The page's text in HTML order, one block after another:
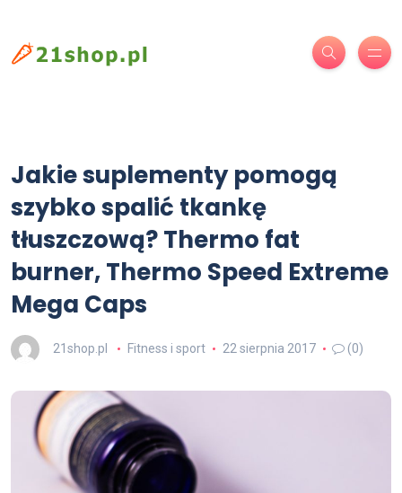
Jakie suplementy pomogą
szybko spalić tkankę
tłuszczową? Thermo fat
burner, Thermo Speed Extreme
Mega Caps
21shop.pl Fitness i sport 22 sierpnia 2017 (0)